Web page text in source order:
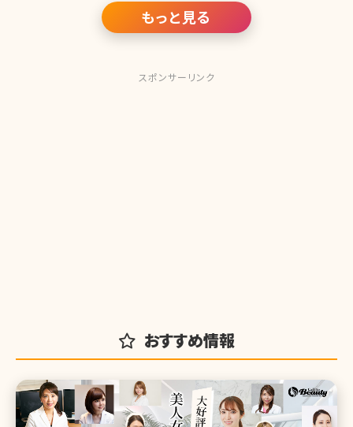
瞳の色・形を持つもっと見る
スポンサーリンク
おすすめ情報